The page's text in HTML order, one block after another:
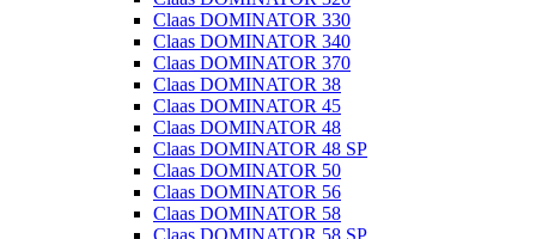
Claas DOMINATOR 330
Claas DOMINATOR 340
Claas DOMINATOR 370
Claas DOMINATOR 38
Claas DOMINATOR 45
Claas DOMINATOR 48
Claas DOMINATOR 48 SP
Claas DOMINATOR 50
Claas DOMINATOR 56
Claas DOMINATOR 58
Claas DOMINATOR 58 SP